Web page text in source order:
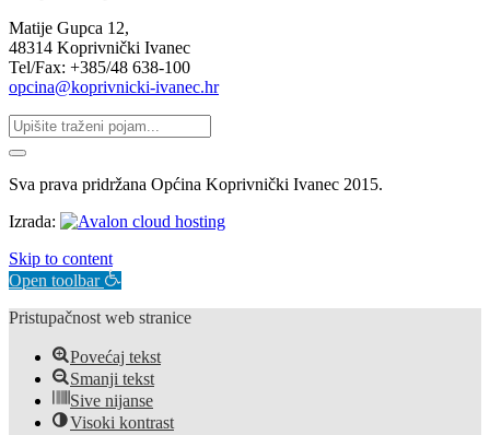
Matije Gupca 12,
48314 Koprivnički Ivanec
Tel/Fax: +385/48 638-100
opcina@koprivnicki-ivanec.hr
Sva prava pridržana Općina Koprivnički Ivanec 2015.
Izrada:
Skip to content
Open toolbar
Pristupačnost web stranice
Povećaj tekst
Smanji tekst
Sive nijanse
Visoki kontrast